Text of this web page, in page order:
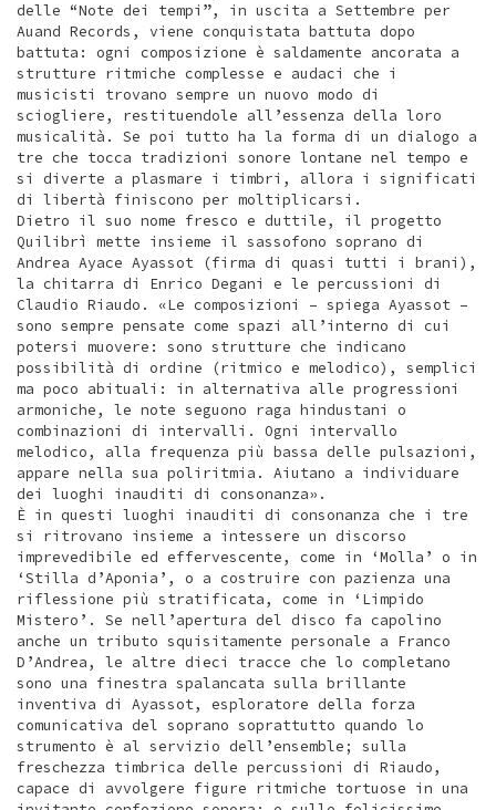
delle “Note dei tempi”, in uscita a Settembre per
Auand Records, viene conquistata battuta dopo
battuta: ogni composizione è saldamente ancorata a
strutture ritmiche complesse e audaci che i
musicisti trovano sempre un nuovo modo di
sciogliere, restituendole all’essenza della loro
musicalità. Se poi tutto ha la forma di un dialogo a
tre che tocca tradizioni sonore lontane nel tempo e
si diverte a plasmare i timbri, allora i significati
di libertà finiscono per moltiplicarsi.
Dietro il suo nome fresco e duttile, il progetto
Quilibrì mette insieme il sassofono soprano di
Andrea Ayace Ayassot (firma di quasi tutti i brani),
la chitarra di Enrico Degani e le percussioni di
Claudio Riaudo. «Le composizioni – spiega Ayassot –
sono sempre pensate come spazi all’interno di cui
potersi muovere: sono strutture che indicano
possibilità di ordine (ritmico e melodico), semplici
ma poco abituali: in alternativa alle progressioni
armoniche, le note seguono raga hindustani o
combinazioni di intervalli. Ogni intervallo
melodico, alla frequenza più bassa delle pulsazioni,
appare nella sua poliritmia. Aiutano a individuare
dei luoghi inauditi di consonanza».
È in questi luoghi inauditi di consonanza che i tre
si ritrovano insieme a intessere un discorso
imprevedibile ed effervescente, come in ‘Molla’ o in
‘Stilla d’Aponia’, o a costruire con pazienza una
riflessione più stratificata, come in ‘Limpido
Mistero’. Se nell’apertura del disco fa capolino
anche un tributo squisitamente personale a Franco
D’Andrea, le altre dieci tracce che lo completano
sono una finestra spalancata sulla brillante
inventiva di Ayassot, esploratore della forza
comunicativa del soprano soprattutto quando lo
strumento è al servizio dell’ensemble; sulla
freschezza timbrica delle percussioni di Riaudo,
capace di avvolgere figure ritmiche tortuose in una